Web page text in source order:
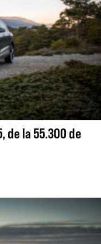
de la 55.300 de